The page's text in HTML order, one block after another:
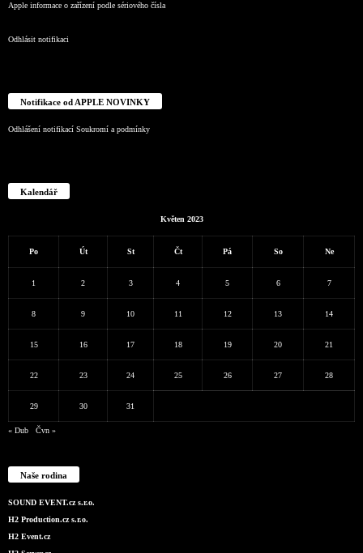
Apple informace o zařízení podle sériového čísla
Odhlásit notifikaci
Notifikace od APPLE NOVINKY
Odhlášení notifikací Soukromí a podmínky
Kalendář
Květen 2023
Po Út St Čt Pá So Ne
1 2 3 4 5 6 7
8 9 10 11 12 13 14
15 16 17 18 19 20 21
22 23 24 25 26 27 28
29 30 31
« Dub Čvn »
Naše rodina
SOUND EVENT.cz s.r.o.
H2 Production.cz s.r.o.
H2 Event.cz